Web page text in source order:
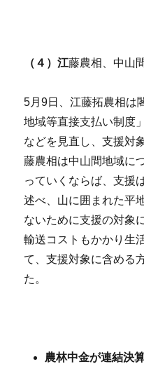
（４）江藤農相、中山
5月9日、江藤拓農相は
地域等直接支払い制度
などを見直し、支援対
藤農相は中山間地域に
っていくならば、支援
述べ、山に囲まれた平
ないために支援の対象
輸送コストもかかり生
て、支援対象に含める
た。
農林中金が連結決